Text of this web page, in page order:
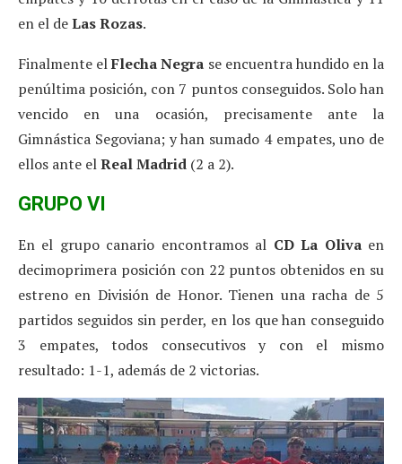
en el deLas Rozas.
Finalmente elFlecha Negra se encuentra hundido en la
penúltima posición, con 7 puntos conseguidos. Solo han
vencido en una ocasión, precisamente ante la
Gimnástica Segoviana; y han sumado 4 empates, uno de
ellos ante elReal Madrid (2 a 2).
GRUPO VI
En el grupo canario encontramos al CD La Olivaen
decimoprimera posición con 22 puntos obtenidos en su
estreno en División de Honor. Tienen una racha de 5
partidos seguidos sin perder, en los que han conseguido
3 empates, todos consecutivos y con el mismo
resultado: 1-1, además de 2 victorias.